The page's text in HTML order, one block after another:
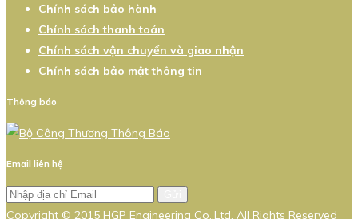
Chính sách bảo hành
Chính sách thanh toán
Chính sách vận chuyển và giao nhận
Chính sách bảo mật thông tin
Thông báo
Email liên hệ
Copyright © 2015 HGP Engineering Co.,Ltd. All Rights Reserved